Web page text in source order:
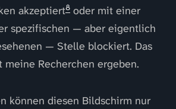
akzeptiert8 oder mit einer
spezifischen — aber eigentlich
— Stelle blockiert. Das
meine Recherchen ergeben.
können diesen Bildschirm nur